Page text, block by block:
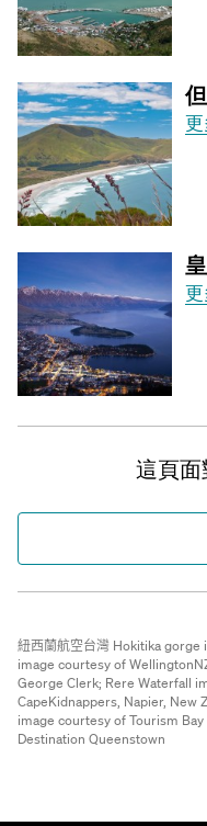
這頁面
紐西蘭航空台灣 Hokitika gorge
image courtesy of
George Clerk; Rere Waterfall
CapeKidnappers, Napier, New
image courtesy of Tourism
Destination Queenstown